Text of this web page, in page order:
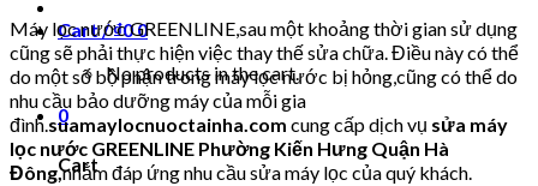
Cart /₫00
No products in the cart.
0
Cart
Máy lọc nước GREENLINE,sau một khoảng thời gian sử dụng
cũng sẽ phải thực hiện việc thay thế sửa chữa. Điều này có thể
do một số bộ phận trong máy lọc nước bị hỏng,cũng có thể do
nhu cầu bảo dưỡng máy của mỗi gia
đình.suamaylocnuoctainha.com cung cấp dịch vụ sửa máy
lọc nước GREENLINE Phường Kiến Hưng Quận Hà
Đông,nhằm đáp ứng nhu cầu sửa máy lọc của quý khách.